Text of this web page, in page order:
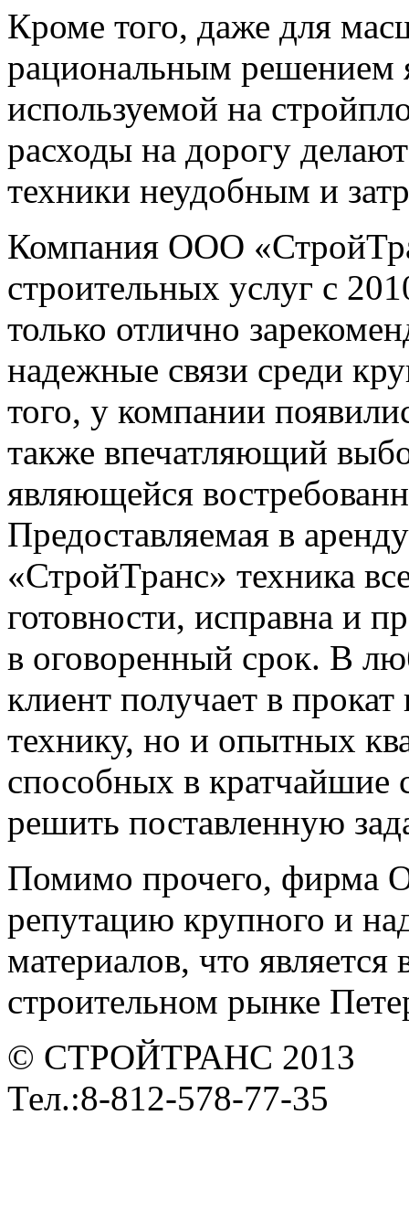
Кроме того, даже для
рациональным решением
используемой на
расходы на дорогу
техники неудобным и
Компания ООО
строительных услуг с
только отлично
надежные связи среди
того, у компании
также впечатляющий
являющейся
Предоставляемая в
«СтройТранс» техника
готовности, исправна и
в оговоренный срок. В
клиент получает в
технику, но и опытных
способных в
решить поставленную
Помимо прочего, фирма
репутацию крупного и
материалов, что
строительном рынке
© СТРОЙТРАНС 2013
Тел.:8-812-578-77-35